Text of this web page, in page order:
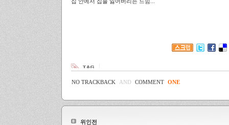
NO TRACKBACK AND COMMENT ONE
위인전